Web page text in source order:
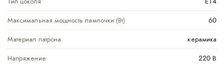
Максимальная мощность лампочки (Вт)
60
Материал патрона
керамика
Напряжение
220 В